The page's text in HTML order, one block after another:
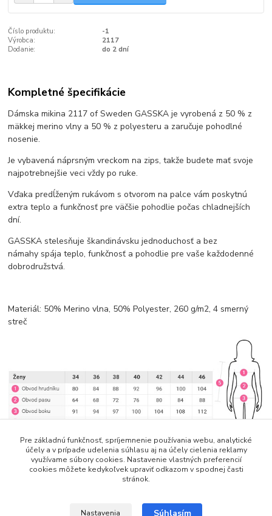
Číslo produktu:
-1
Výrobca:
2117
Dodanie:
do 2 dní
Kompletné špecifikácie
Dámska mikina 2117 of Sweden GASSKA je vyrobená z 50 % z
mäkkej merino vlny a 50 % z polyesteru a zaručuje pohodlné
nosenie.
Je vybavená náprsným vreckom na zips, takže budete mať svoje
najpotrebnejšie veci vždy po ruke.
Vďaka predĺženým rukávom s otvorom na palce vám poskytnú
extra teplo a funkčnosť pre väčšie pohodlie počas chladnejších
dní.
GASSKA stelesňuje škandinávsku jednoduchosť a bez
námahy spája teplo, funkčnosť a pohodlie pre vaše každodenné
dobrodružstvá.
Materiál: 50% Merino vlna, 50% Polyester, 260 g/m2, 4 smerný
streč
Tovar zaradený v kategóriách
Pre základnú funkčnosť, spríjemnenie používania webu, analytické
účely a v prípade udelenia súhlasu aj na účely cielenia reklamy
využívame súbory cookies. Nastavenie vlastných preferencií
cookies môžete kedykoľvek upraviť odkazom v spodnej časti
stránok.
Nastavenia Súhlasím